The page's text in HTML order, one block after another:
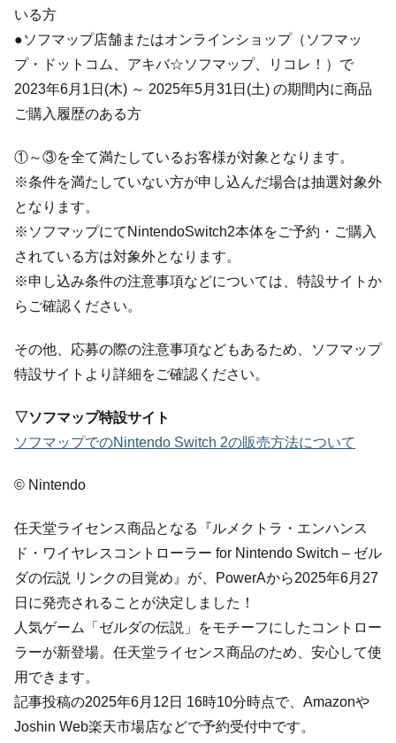
いる方
●ソフマップ店舗またはオンラインショップ（ソフマッ
プ・ドットコム、アキバ☆ソフマップ、リコレ！）で
2023年6月1日(木) ～ 2025年5月31日(土) の期間内に商品
ご購入履歴のある方
①～③を全て満たしているお客様が対象となります。
※条件を満たしていない方が申し込んだ場合は抽選対象外
となります。
※ソフマップにてNintendoSwitch2本体をご予約・ご購入
されている方は対象外となります。
※申し込み条件の注意事項などについては、特設サイトか
らご確認ください。
その他、応募の際の注意事項などもあるため、ソフマップ
特設サイトより詳細をご確認ください。
▽ソフマップ特設サイト
ソフマップでのNintendo Switch 2の販売方法について
© Nintendo
任天堂ライセンス商品となる『ルメクトラ・エンハンス
ド・ワイヤレスコントローラー for Nintendo Switch – ゼル
ダの伝説 リンクの目覚め』が、PowerAから2025年6月27
日に発売されることが決定しました！
人気ゲーム「ゼルダの伝説」をモチーフにしたコントロー
ラーが新登場。任天堂ライセンス商品のため、安心して使
用できます。
記事投稿の2025年6月12日 16時10分時点で、Amazonや
Joshin Web楽天市場店などで予約受付中です。